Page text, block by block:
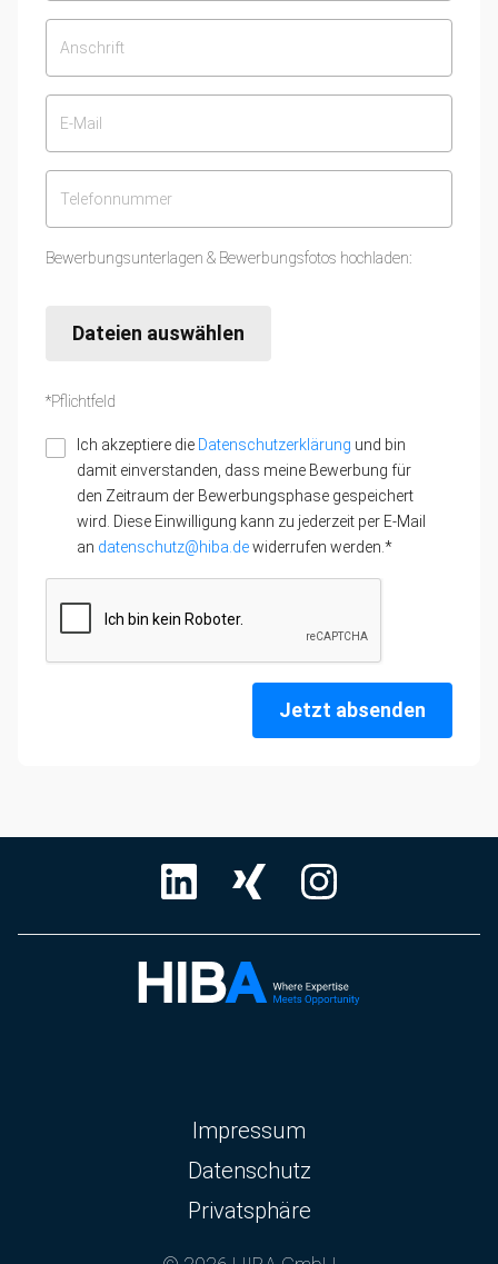
Bewerbungsunterlagen & Bewerbungsfotos hochladen:
Dateien auswählen
*Pflichtfeld
Ich akzeptiere die Datenschutzerklärung und bin
damit einverstanden, dass meine Bewerbung für
den Zeitraum der Bewerbungsphase gespeichert
wird. Diese Einwilligung kann zu jederzeit per E-Mail
an datenschutz@hiba.dewiderrufen werden.*
Jetzt absenden
Navigation
überspringen
Impressum
Datenschutz
Privatsphäre